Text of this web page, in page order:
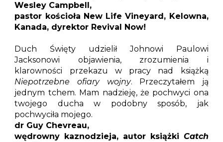
Wesley Campbell,
pastor kościoła New Life Vineyard, Kelowna,
Kanada, dyrektor Revival Now!
Duch Święty udzielił Johnowi Paulowi
Jacksonowi objawienia, zrozumienia i
klarowności przekazu w pracy nad książką
Niepotrzebne ofiary wojny. Przeczytałem ją
jednym tchem. Mam nadzieję, że pochwyci ona
twojego ducha w podobny sposób, jak
pochwyciła mojego.
dr Guy Chevreau,
wędrowny kaznodzieja, autor książki Catch